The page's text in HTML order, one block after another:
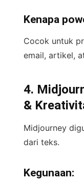
Kenapa
Cocok untuk
email, artikel,
4.
&
Midjourney
dari teks.
Kegunaan: